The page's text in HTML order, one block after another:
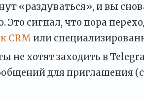
«раздуваться», и вы
Это сигнал, что пора
CRM или
не хотят заходить в
для приглашения